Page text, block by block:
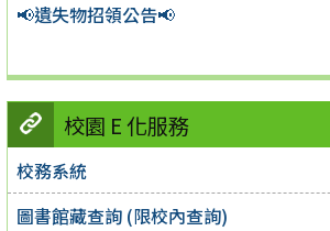
📢遺失物招領公告📢
校園 E 化服務
校務系統
圖書館藏查詢 (限校內查詢)